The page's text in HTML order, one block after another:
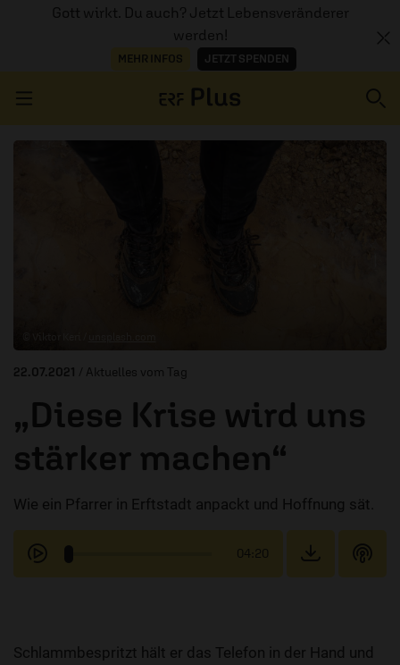
Gott wirkt. Du auch? Jetzt Lebensveränderer
werden!
MEHR INFOS JETZT SPENDEN
22.07.2021 / Aktuelles vom Tag
„Diese Krise wird uns
stärker machen“
Wie ein Pfarrer in Erftstadt anpackt und Hoffnung sät.
04:20
Schlammbespritzt hält er das Telefon in der Hand und